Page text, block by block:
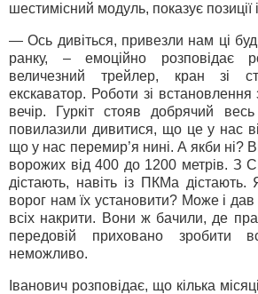
шестимісний модуль, показує позиції
— Ось дивіться, привезли нам ці
ранку, – емоційно розповідає
величезний трейлер, кран зі
екскаватор. Роботи зі встановлення
вечір. Гуркіт стояв добрячий
повилазили дивитися, що це у нас
що у нас перемир’я нині. А якби ні?
ворожих від 400 до 1200 метрів. З
дістають, навіть із ПКМа
ворог нам їх установити? Може і
всіх накрити. Вони ж бачили, де
передовій приховано зробити
неможливо.
Іванович розповідає, що кілька